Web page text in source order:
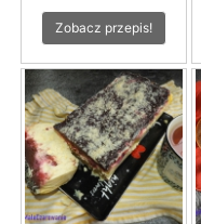
Zobacz przepis!